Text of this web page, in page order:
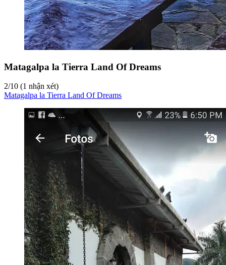
Matagalpa la Tierra Land Of Dreams
2/10 (1 nhận xét)
Matagalpa la Tierra Land Of Dreams